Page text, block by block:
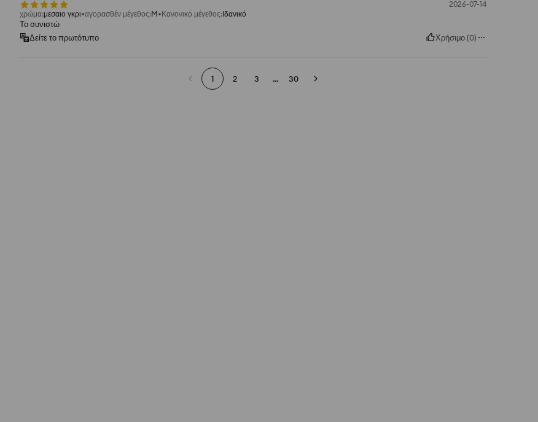
2026-07-14
χρώμα:μεσαιο γκρι αγορασθέν μέγεθος:M Κανονικό μέγεθος:Ιδανικό
Το συνιστώ
Δείτε το πρωτότυπο
Χρήσιμο(0)
1 2 3 ... 30